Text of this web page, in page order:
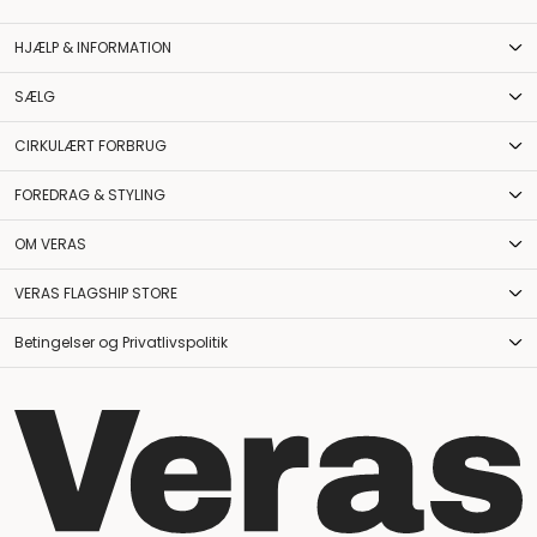
HJÆLP & INFORMATION
SÆLG
CIRKULÆRT FORBRUG
FOREDRAG & STYLING
OM VERAS
VERAS FLAGSHIP STORE
Betingelser og Privatlivspolitik